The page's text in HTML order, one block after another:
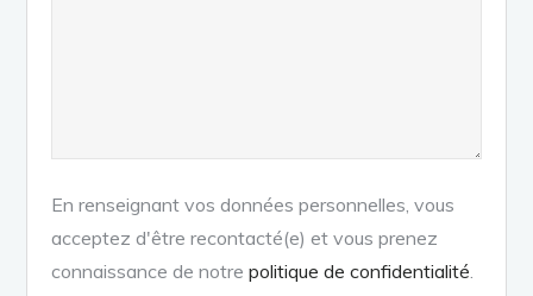
En renseignant vos données personnelles, vous
acceptez d'être recontacté(e) et vous prenez
connaissance de notrepolitique de confidentialité